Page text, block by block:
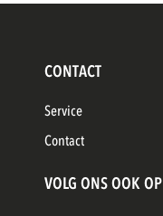
CONTACT
Service
Contact
VOLG ONS OOK OP